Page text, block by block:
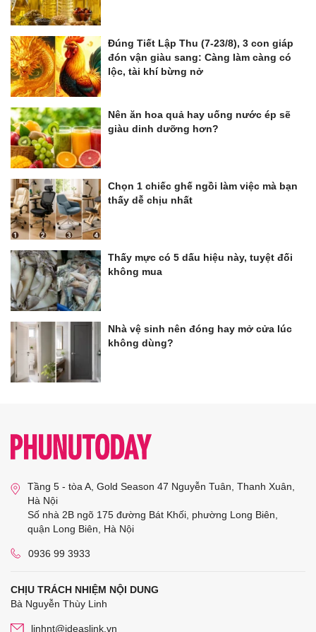
Đúng Tiết Lập Thu (7-23/8), 3 con giáp
đón vận giàu sang: Càng làm càng có
lộc, tài khí bừng nở
Nên ăn hoa quả hay uống nước ép sẽ
giàu dinh dưỡng hơn?
Chọn 1 chiếc ghế ngồi làm việc mà bạn
thấy dễ chịu nhất
Thấy mực có 5 dấu hiệu này, tuyệt đối
không mua
Nhà vệ sinh nên đóng hay mở cửa lúc
không dùng?
Tầng 5 - tòa A, Gold Season 47 Nguyễn Tuân, Thanh Xuân,
Hà Nội
Số nhà 2B ngõ 175 đường Bát Khối, phường Long Biên,
quận Long Biên, Hà Nội
0936 99 3933
CHỊU TRÁCH NHIỆM NỘI DUNG
Bà Nguyễn Thùy Linh
linhnt@ideaslink.vn